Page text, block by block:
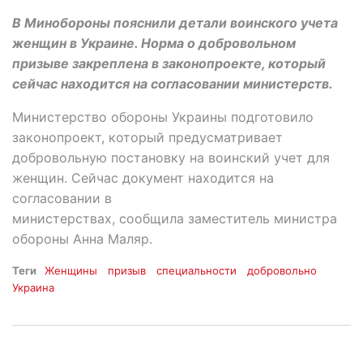
В Минобороны пояснили детали воинского учета
женщин в Украине. Норма о добровольном
призыве закреплена в законопроекте, который
сейчас находится на согласовании министерств.
Министерство обороны Украины подготовило
законопроект, который предусматривает
добровольную постановку на воинский учет для
женщин. Сейчас документ находится на
согласовании в
министерствах, сообщила заместитель министра
обороны Анна Маляр.
Теги Женщины призыв специальности
добровольно
Украина